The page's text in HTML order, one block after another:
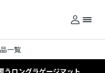
一覧